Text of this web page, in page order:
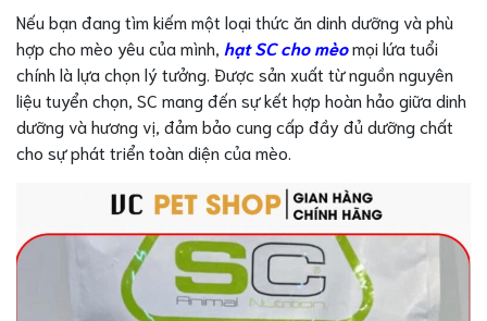
Nếu bạn đang tìm kiếm một loại thức ăn dinh dưỡng và phù
hợp cho mèo yêu của mình, hạt SC cho mèomọi lứa tuổi
chính là lựa chọn lý tưởng. Được sản xuất từ nguồn nguyên
liệu tuyển chọn, SC mang đến sự kết hợp hoàn hảo giữa dinh
dưỡng và hương vị, đảm bảo cung cấp đầy đủ dưỡng chất
cho sự phát triển toàn diện của mèo.